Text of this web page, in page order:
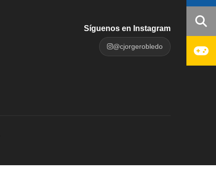
Síguenos en Instagram
@cjorgerobledo